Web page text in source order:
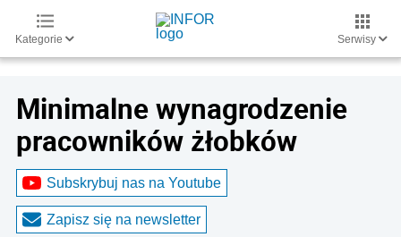
Kategorie Serwisy
Minimalne wynagrodzenie
pracowników żłobków
Subskrybuj nas na Youtube
Zapisz się na newsletter